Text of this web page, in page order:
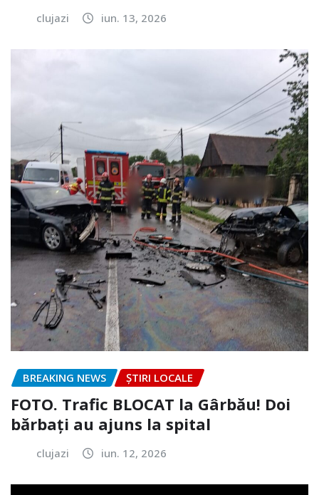
clujazi iun. 13, 2026
BREAKING NEWS ȘTIRI LOCALE
FOTO. Trafic BLOCAT la Gârbău! Doi
bărbați au ajuns la spital
clujazi iun. 12, 2026